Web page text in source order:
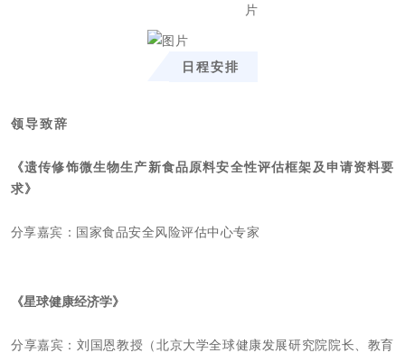
日程安排
领导致辞
《遗传修饰微生物生产新食品原料安全性评估框架及申请资料要
求》
分享嘉宾： 国家食品安全风险评估中心专家
《星球健康经济学》
分享嘉宾：刘国恩教授（北京大学全球健康发展研究院院长、教育